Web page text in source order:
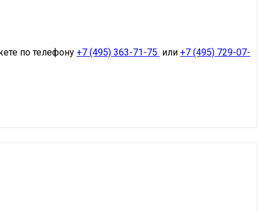
по телефону +7 (495) 363-71-75 или +7 (495) 729-07-